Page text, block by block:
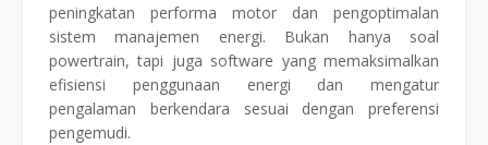
peningkatan performa motor dan pengoptimalan
sistem manajemen energi. Bukan hanya soal
powertrain, tapi juga software yang memaksimalkan
efisiensi penggunaan energi dan mengatur
pengalaman berkendara sesuai dengan preferensi
pengemudi.